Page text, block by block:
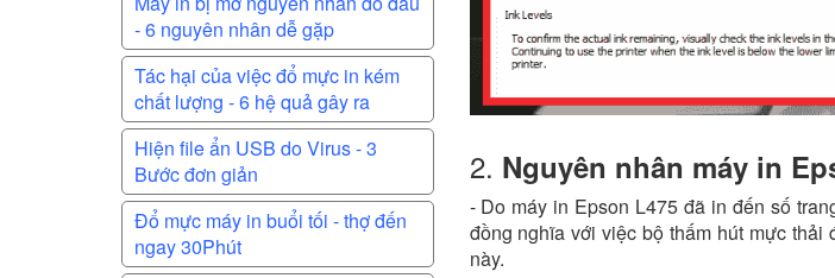
- 6 nguyên nhân dễ gặp
Tác hại của việc đổ mực in kém
chất lượng - 6 hệ quả gây ra
Hiện file ẩn USB do Virus - 3
Bước đơn giản
Đổ mực máy in buổi tối - thợ đến
ngay 30Phút
2. Nguyên nhân máy in
- Do máy in Epson L475 đã in đến số
đồng nghĩa với việc bộ thấm hút mực
này.